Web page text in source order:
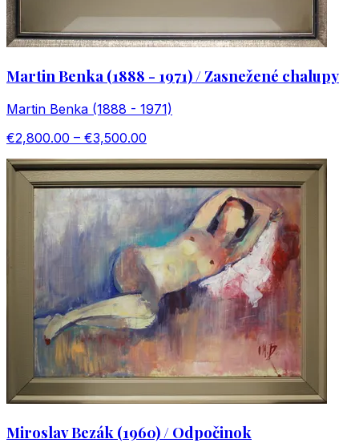
Martin Benka (1888 - 1971) / Zasnežené chalupy
Martin Benka (1888 - 1971)
€2,800.00 – €3,500.00
Miroslav Bezák (1960) / Odpočinok